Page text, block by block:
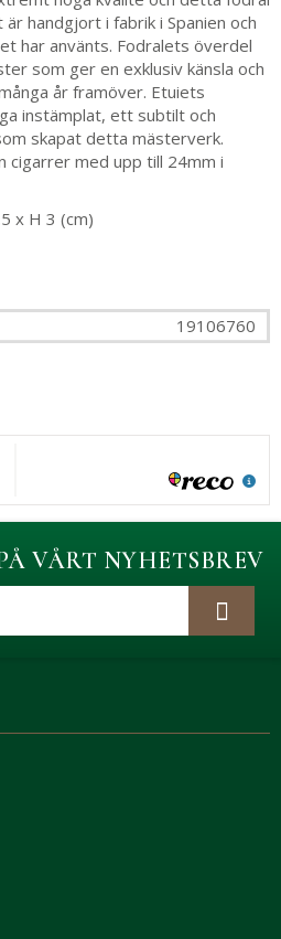
handgjort i fabrik i Spanien och
har använts. Fodralets överdel
som ger en exklusiv känsla och
år framöver. Etuiets
instämplat, ett subtilt och
skapat detta mästerverk.
cigarrer med upp till 24mm i
x H 3 (cm)
19106760
VÅRT NYHETSBREV